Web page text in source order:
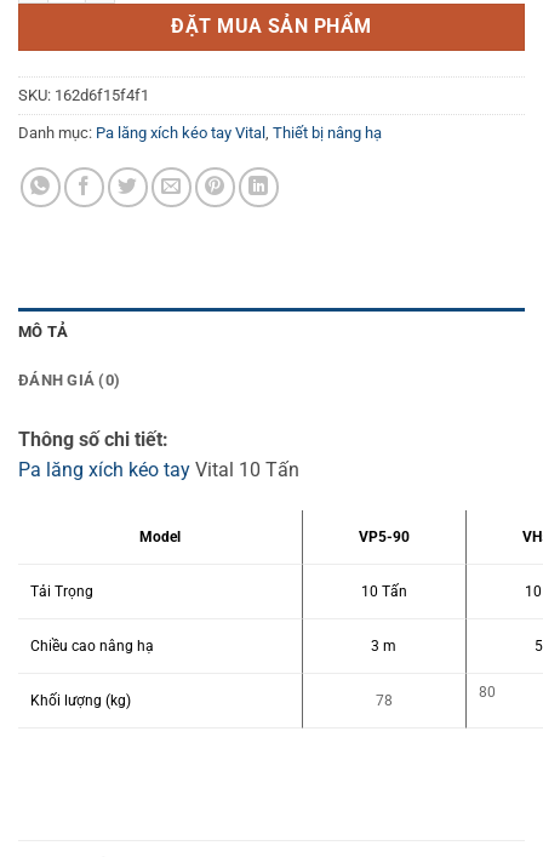
ĐẶT MUA SẢN PHẨM
SKU: 162d6f15f4f1
Danh mục: Pa lăng xích kéo tay Vital , Thiết bị nâng hạ
MÔ TẢ
ĐÁNH GIÁ (0)
Thông số chi tiết:
Pa lăng xích kéo tay Vital 10 Tấn
Model VP5-90
Tải Trọng 10 Tấn
Chiều cao nâng hạ 3 m
Khối lượng (kg) 78
80